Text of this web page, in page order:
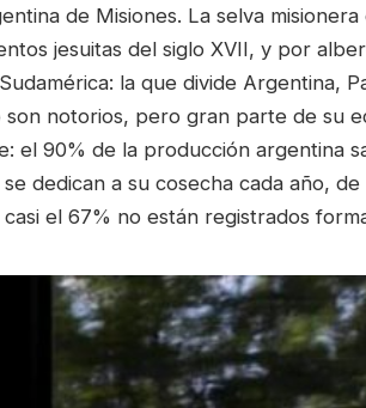
de Misiones. La selva
jesuitas del siglo XVII, y por
la que divide Argentina,
notorios, pero gran parte de su
el 90% de la producción argentina
dedican a su cosecha cada año,
el 67% no están registrados